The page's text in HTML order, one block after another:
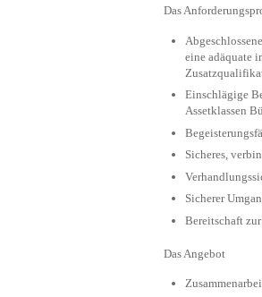
Das
eine adäquate
Einschlägige
Assetklassen
Sicheres,
Sicherer
Bereitschaft
Das Angebot